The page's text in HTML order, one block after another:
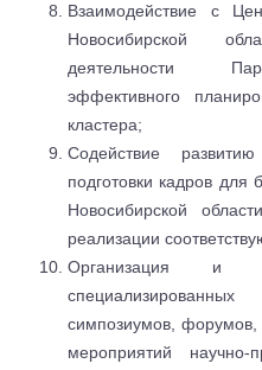
Взаимодействие с
Новосибирской
деятельности
эффективного
кластера;
Содействие
подготовки кадров для
Новосибирской
реализации
Организация и
симпозиумов, форумов,
мероприятий научно-